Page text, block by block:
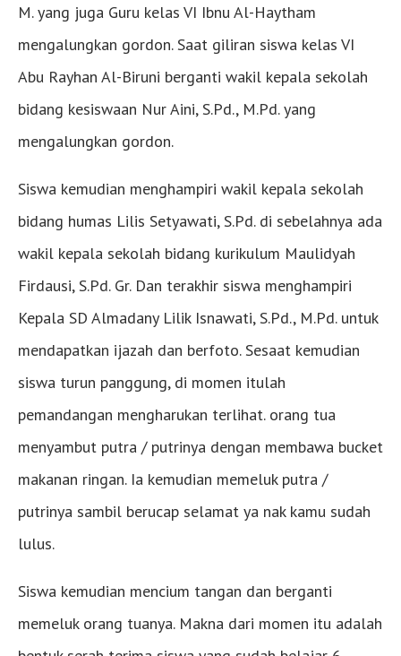
M. yang juga Guru kelas VI Ibnu Al-Haytham
mengalungkan gordon. Saat giliran siswa kelas VI
Abu Rayhan Al-Biruni berganti wakil kepala sekolah
bidang kesiswaan Nur Aini, S.Pd., M.Pd. yang
mengalungkan gordon.
Siswa kemudian menghampiri wakil kepala sekolah
bidang humas Lilis Setyawati, S.Pd. di sebelahnya ada
wakil kepala sekolah bidang kurikulum Maulidyah
Firdausi, S.Pd. Gr. Dan terakhir siswa menghampiri
Kepala SD Almadany Lilik Isnawati, S.Pd., M.Pd. untuk
mendapatkan ijazah dan berfoto. Sesaat kemudian
siswa turun panggung, di momen itulah
pemandangan mengharukan terlihat. orang tua
menyambut putra / putrinya dengan membawa bucket
makanan ringan. Ia kemudian memeluk putra /
putrinya sambil berucap selamat ya nak kamu sudah
lulus.
Siswa kemudian mencium tangan dan berganti
memeluk orang tuanya. Makna dari momen itu adalah